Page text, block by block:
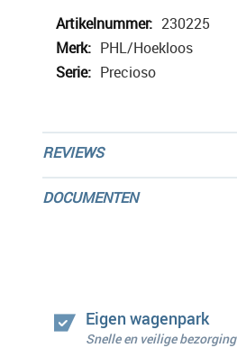
Meer
informatie
230225
PHL/Hoekloos
Precioso
REVIEWS
DOCUMENTEN
Eigen wagenpark
Snelle en veilige bezorging